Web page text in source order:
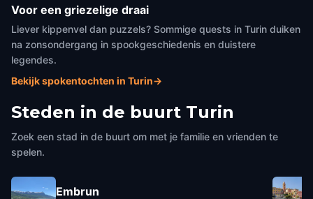
Voor een griezelige draai
Liever kippenvel dan puzzels? Sommige quests in Turin duiken
na zonsondergang in spookgeschiedenis en duistere
legendes.
Bekijk spokentochten in Turin→
Steden in de buurt Turin
Zoek een stad in de buurt om met je familie en vrienden te
spelen.
Embrun